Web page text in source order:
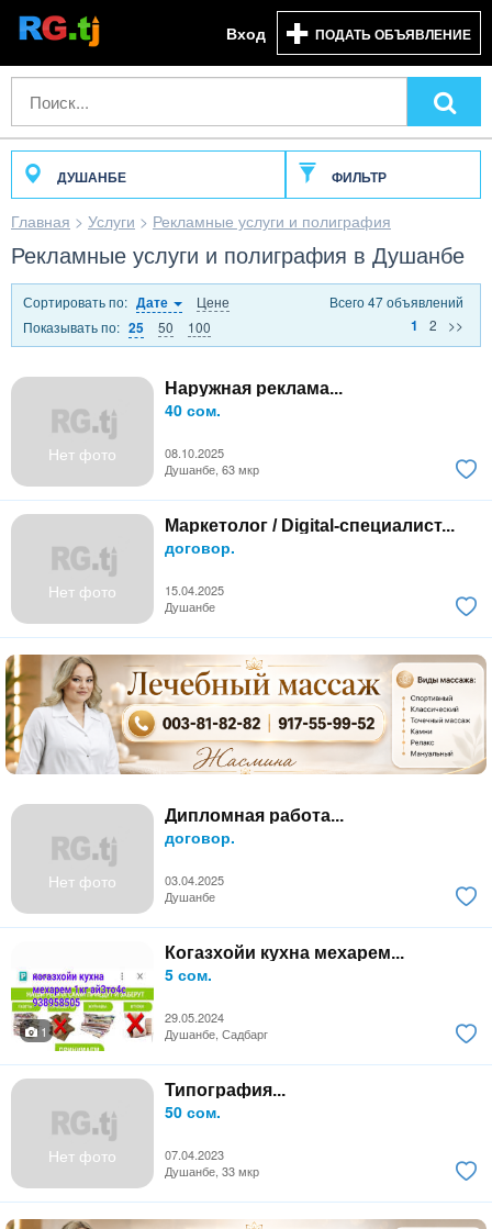
Вход ПОДАТЬ ОБЪЯВЛЕНИЕ
ДУШАНБЕ ФИЛЬТР
Главная > Услуги > Рекламные услуги и полиграфия
Рекламные услуги и полиграфия в Душанбе
Сортировать по: Дате
Цене
Показывать по: 25 50 100
Всего 47 объявлений
1
2 >>
Нет фото
Наружная реклама...
40 сом.
08.10.2025
Душанбе, 63 мкр
Нет фото
Маркетолог / Digital-специалист...
договор.
15.04.2025
Душанбе
Нет фото
Дипломная работа...
договор.
03.04.2025
Душанбе
Когазхойи кухна мехарем...
5 сом.
29.05.2024
1
Душанбе, Садбарг
Нет фото
Типография...
50 сом.
07.04.2023
Душанбе, 33 мкр